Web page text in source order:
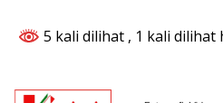
5 kali dilihat , 1 kali dilihat